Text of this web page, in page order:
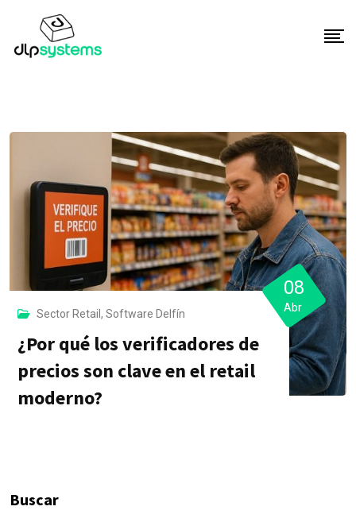
Sector Retail , Software Delfín
¿Por qué los verificadores de
precios son clave en el retail
moderno?
08
Abr
Buscar